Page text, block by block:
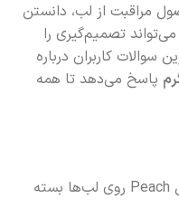
مراقبت از لب، دانستن
تصمیم‌گیری را
کاربران درباره
پاسخ می‌دهد تا همه
مدت ماندگاری اثر بالم لب داما مدل Peach روی لب‌ها بسته